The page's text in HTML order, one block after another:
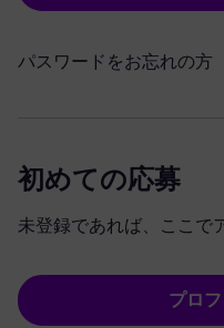
パスワードをお忘れの方
初めての応募
未登録であれば、ここで
プロ